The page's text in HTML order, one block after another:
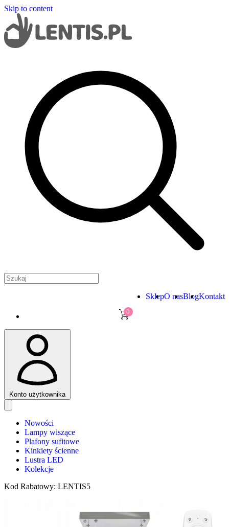
Skip to content
SklepO nasBlogKontakt
0
Konto użytkownika
Nowości
Lampy wiszące
Plafony sufitowe
Kinkiety ścienne
Lustra LED
Kolekcje
Kod Rabatowy: LENTIS5